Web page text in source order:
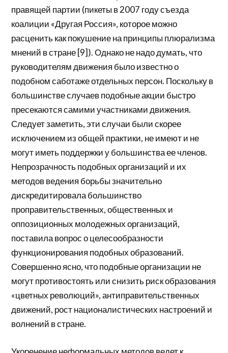
правящей партии (пикеты в 2007 году съезда
коалиции «Другая Россия», которое можно
расценить как покушение на принципы плюрализма
мнений в стране [9]). Однако не надо думать, что
руководителям движения было известно о
подобном саботаже отдельных персон. Поскольку в
большинстве случаев подобные акции быстро
пресекаются самими участниками движения.
Следует заметить, эти случаи были скорее
исключением из общей практики, не имеют и не
могут иметь поддержки у большинства ее членов.
Непрозрачность подобных организаций и их
методов ведения борьбы значительно
дискредитировала большинство
проправительственных, общественных и
оппозиционных молодежных организаций,
поставила вопрос о целесообразности
функционирования подобных образований.
Совершенно ясно, что подобные организации не
могут противостоять или снизить риск образования
«цветных революций», антиправительственных
движений, рост националистических настроений и
волнений в стране.